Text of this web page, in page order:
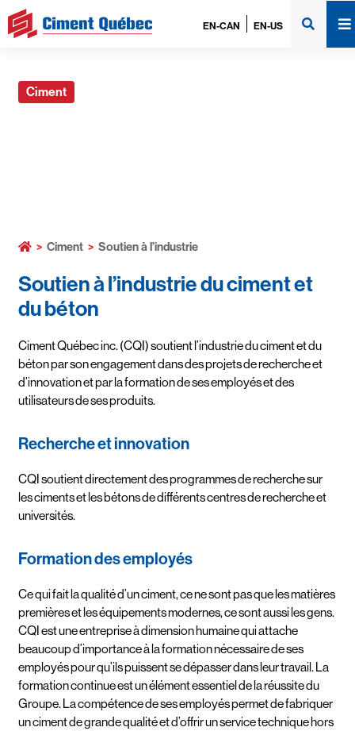
EN-CAN EN-US
Ciment
>Ciment >Soutien à l’industrie
Soutien à l’industrie du ciment et
du béton
Ciment Québec inc. (CQI) soutient l’industrie du ciment et du
béton par son engagement dans des projets de recherche et
d’innovation et par la formation de ses employés et des
utilisateurs de ses produits.
Recherche et innovation
CQI soutient directement des programmes de recherche sur
les ciments et les bétons de différents centres de recherche et
universités.
Formation des employés
Ce qui fait la qualité d’un ciment, ce ne sont pas que les matières
premières et les équipements modernes, ce sont aussi les gens.
CQI est une entreprise à dimension humaine qui attache
beaucoup d’importance à la formation nécessaire de ses
employés pour qu’ils puissent se dépasser dans leur travail. La
formation continue est un élément essentiel de la réussite du
Groupe. La compétence de ses employés permet de fabriquer
un ciment de grande qualité et d’offrir un service technique hors